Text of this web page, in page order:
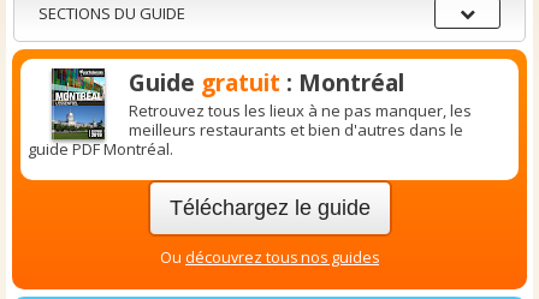
Sections
du
guide
SECTIONS DU GUIDE
Guide gratuit : Montréal
Retrouvez tous les lieux à ne pas manquer, les
meilleurs restaurants et bien d'autres dans le
guide PDF Montréal.
Téléchargez le guide
Ou découvrez tous nos guides